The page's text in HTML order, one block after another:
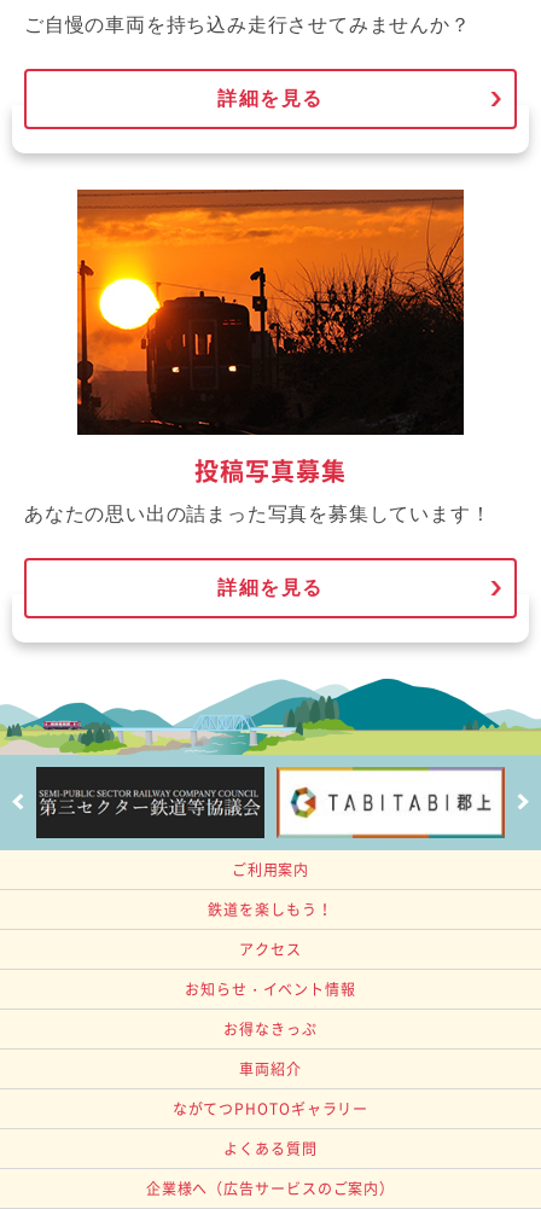
ご自慢の車両を持ち込み走行させてみませんか？
詳細を見る
投稿写真募集
あなたの思い出の詰まった写真を募集しています！
詳細を見る
ご利用案内
鉄道を楽しもう！
アクセス
お知らせ・イベント情報
お得なきっぷ
車両紹介
ながてつPHOTOギャラリー
よくある質問
企業様へ （広告サービスのご案内）